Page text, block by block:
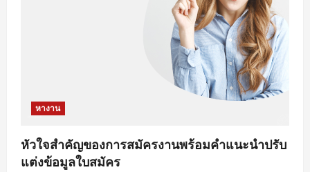
หางาน
หัวใจสำคัญของการสมัครงานพร้อมคำแนะนำปรับ
แต่งข้อมูลใบสมัคร